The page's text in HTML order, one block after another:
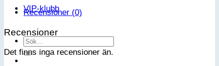
VIP-klubb
Sök
efter:
Recensioner (0)
Recensioner
Det finns inga recensioner än.